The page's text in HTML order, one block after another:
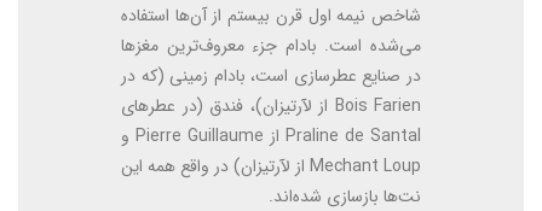
شاخص نیمه اول قرن بیستم از آن‌ها استفاده
می‌شده است. بادام جزء معروف‌ترین مغزها
در صنایع عطرسازی است، بادام زمینی (که در
Bois Farien از لآرتیزان)، فندق (در عطرهای
Praline de Santal از Pierre Guillaume و
Mechant Loup از لآرتیزان) در واقع همه این
نت‌ها بازسازی شده‌اند.